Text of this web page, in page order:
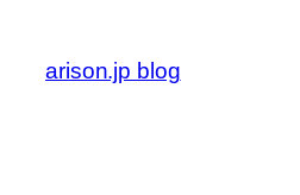
arison.jp blog